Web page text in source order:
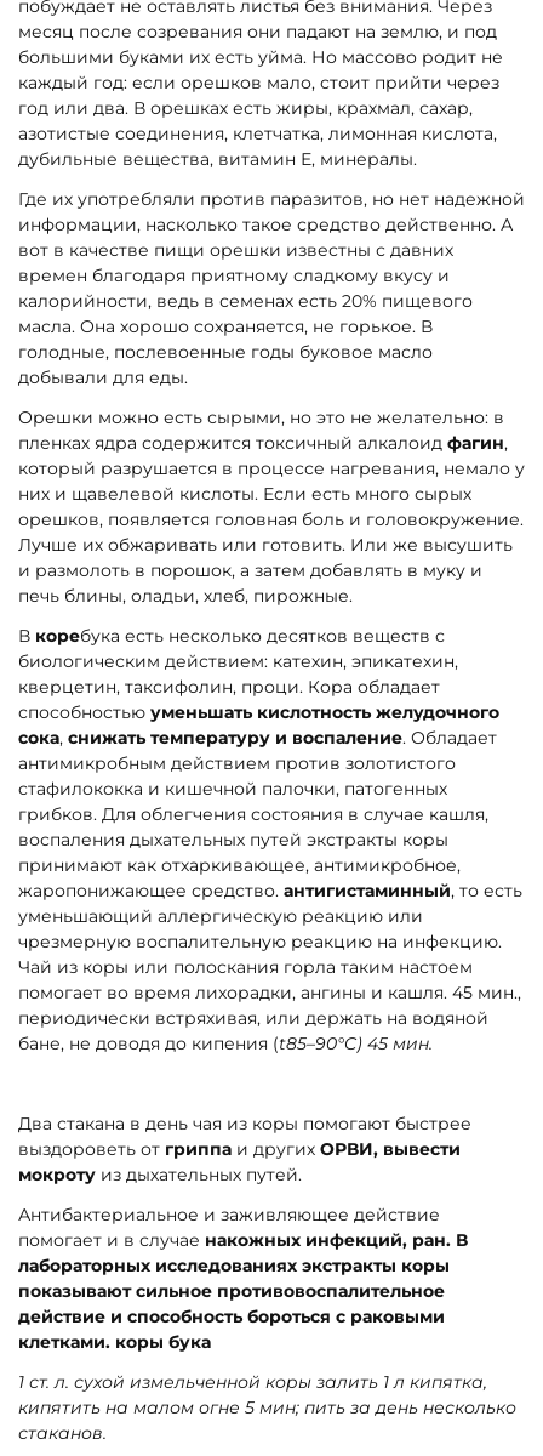
побуждает не оставлять листья без внимания. Через
месяц после созревания они падают на землю, и под
большими буками их есть уйма. Но массово родит не
каждый год: если орешков мало, стоит прийти через
год или два. В орешках есть жиры, крахмал, сахар,
азотистые соединения, клетчатка, лимонная кислота,
дубильные вещества, витамин Е, минералы.
Где их употребляли против паразитов, но нет надежной
информации, насколько такое средство действенно. А
вот в качестве пищи орешки известны с давних
времен благодаря приятному сладкому вкусу и
калорийности, ведь в семенах есть 20% пищевого
масла. Она хорошо сохраняется, не горькое. В
голодные, послевоенные годы буковое масло
добывали для еды.
Орешки можно есть сырыми, но это не желательно: в
пленках ядра содержится токсичный алкалоид фагин,
который разрушается в процессе нагревания, немало у
них и щавелевой кислоты. Если есть много сырых
орешков, появляется головная боль и головокружение.
Лучше их обжаривать или готовить. Или же высушить
и размолоть в порошок, а затем добавлять в муку и
печь блины, оладьи, хлеб, пирожные.
В коребука есть несколько десятков веществ с
биологическим действием: катехин, эпикатехин,
кверцетин, таксифолин, проци. Кора обладает
способностью уменьшать кислотность желудочного
сока, снижать температуру и воспаление. Обладает
антимикробным действием против золотистого
стафилококка и кишечной палочки, патогенных
грибков. Для облегчения состояния в случае кашля,
воспаления дыхательных путей экстракты коры
принимают как отхаркивающее, антимикробное,
жаропонижающее средство. антигистаминный, то есть
уменьшающий аллергическую реакцию или
чрезмерную воспалительную реакцию на инфекцию.
Чай из коры или полоскания горла таким настоем
помогает во время лихорадки, ангины и кашля. 45 мин.,
периодически встряхивая, или держать на водяной
бане, не доводя до кипения (t85–90°C) 45 мин.
Два стакана в день чая из коры помогают быстрее
выздороветь от гриппа и других ОРВИ, вывести
мокроту из дыхательных путей.
Антибактериальное и заживляющее действие
помогает и в случае накожных инфекций, ран. В
лабораторных исследованиях экстракты коры
показывают сильное противовоспалительное
действие и способность бороться с раковыми
клетками. коры бука
1 ст. л. сухой измельченной коры залить 1 л кипятка,
кипятить на малом огне 5 мин; пить за день несколько
стаканов.